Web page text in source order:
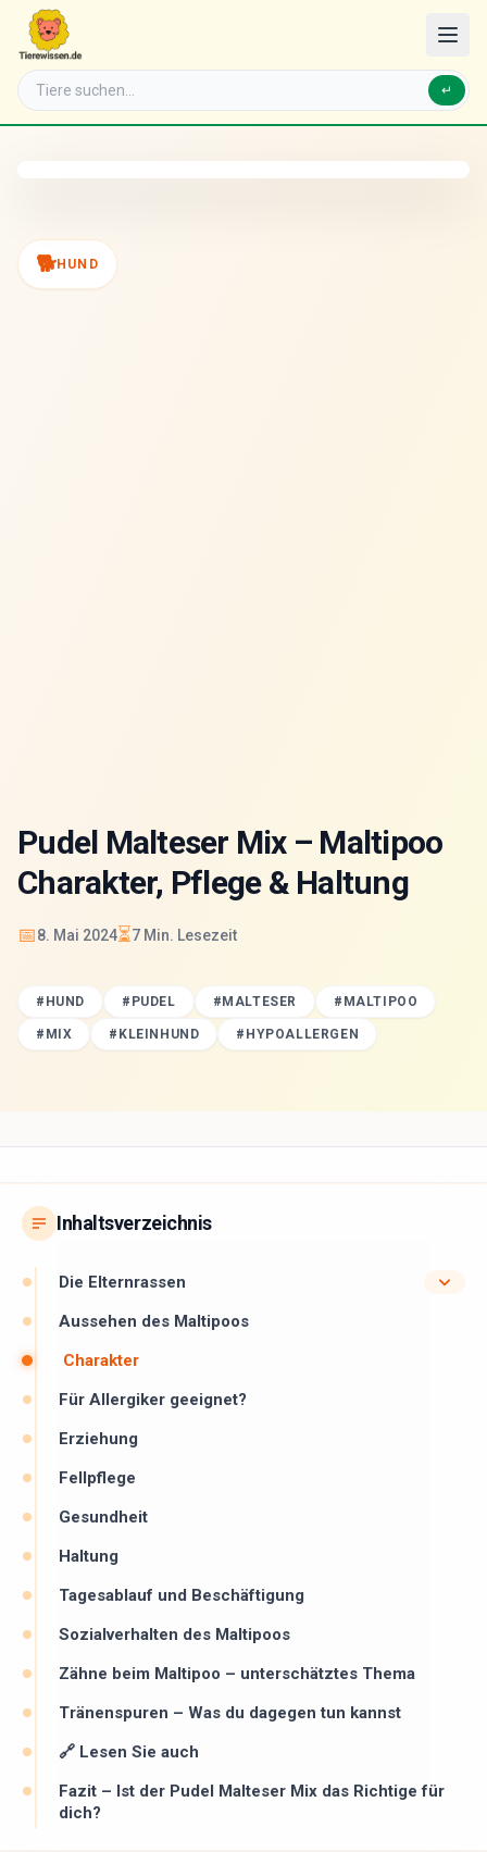
↵
🐕HUND
Pudel Malteser Mix – Maltipoo
Charakter, Pflege & Haltung
📅8. Mai 2024⏳7 Min. Lesezeit
# HUND # PUDEL # MALTESER # MALTIPOO
# MIX # KLEINHUND # HYPOALLERGEN
Inhaltsverzeichnis
Die Elternrassen
Aussehen des Maltipoos
Charakter
Für Allergiker geeignet?
Erziehung
Fellpflege
Gesundheit
Haltung
Tagesablauf und Beschäftigung
Sozialverhalten des Maltipoos
Zähne beim Maltipoo – unterschätztes Thema
Tränenspuren – Was du dagegen tun kannst
🔗 Lesen Sie auch
Fazit – Ist der Pudel Malteser Mix das Richtige für
dich?